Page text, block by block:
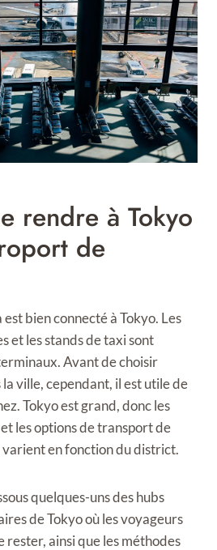
rendre à Tokyo
de
bien connecté à Tokyo. Les
et les stands de taxi sont
Avant de choisir
ville, cependant, il est utile de
Tokyo est grand, donc les
les options de transport de
en fonction du district.
quelques-uns des hubs
de Tokyo où les voyageurs
rester, ainsi que les méthodes